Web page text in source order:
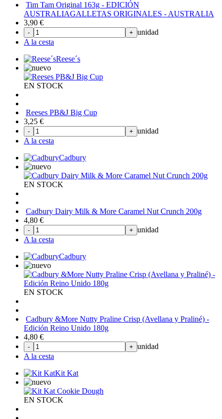
Tim Tam Original 163g - EDICIÓN
AUSTRALIAGALLETAS ORIGINALES - AUSTRALIA
3,90 €
- + unidad
A la cesta
Reese´s
EN STOCK
Reeses PB&J Big Cup
3,25 €
- + unidad
A la cesta
Cadbury
EN STOCK
Cadbury Dairy Milk & More Caramel Nut Crunch 200g
4,80 €
- + unidad
A la cesta
Cadbury
EN STOCK
Cadbury &More Nutty Praline Crisp (Avellana y Praliné) -
Edición Reino Unido 180g
4,80 €
- + unidad
A la cesta
Kit Kat
EN STOCK